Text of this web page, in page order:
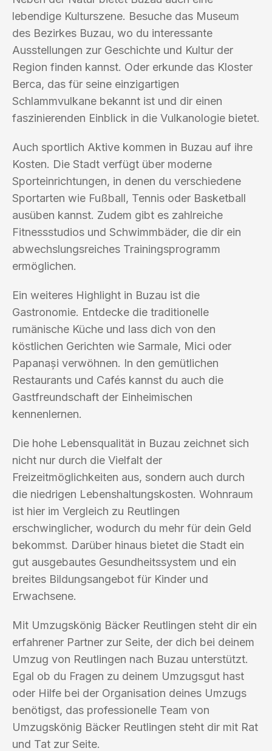
lebendige Kulturszene. Besuche das Museum
des Bezirkes Buzau, wo du interessante
Ausstellungen zur Geschichte und Kultur der
Region finden kannst. Oder erkunde das Kloster
Berca, das für seine einzigartigen
Schlammvulkane bekannt ist und dir einen
faszinierenden Einblick in die Vulkanologie bietet.
Auch sportlich Aktive kommen in Buzau auf ihre
Kosten. Die Stadt verfügt über moderne
Sporteinrichtungen, in denen du verschiedene
Sportarten wie Fußball, Tennis oder Basketball
ausüben kannst. Zudem gibt es zahlreiche
Fitnessstudios und Schwimmbäder, die dir ein
abwechslungsreiches Trainingsprogramm
ermöglichen.
Ein weiteres Highlight in Buzau ist die
Gastronomie. Entdecke die traditionelle
rumänische Küche und lass dich von den
köstlichen Gerichten wie Sarmale, Mici oder
Papanași verwöhnen. In den gemütlichen
Restaurants und Cafés kannst du auch die
Gastfreundschaft der Einheimischen
kennenlernen.
Die hohe Lebensqualität in Buzau zeichnet sich
nicht nur durch die Vielfalt der
Freizeitmöglichkeiten aus, sondern auch durch
die niedrigen Lebenshaltungskosten. Wohnraum
ist hier im Vergleich zu Reutlingen
erschwinglicher, wodurch du mehr für dein Geld
bekommst. Darüber hinaus bietet die Stadt ein
gut ausgebautes Gesundheitssystem und ein
breites Bildungsangebot für Kinder und
Erwachsene.
Mit Umzugskönig Bäcker Reutlingen steht dir ein
erfahrener Partner zur Seite, der dich bei deinem
Umzug von Reutlingen nach Buzau unterstützt.
Egal ob du Fragen zu deinem Umzugsgut hast
oder Hilfe bei der Organisation deines Umzugs
benötigst, das professionelle Team von
Umzugskönig Bäcker Reutlingen steht dir mit Rat
und Tat zur Seite.